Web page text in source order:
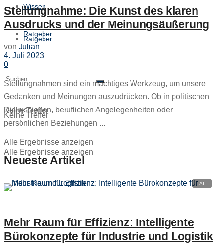
Ratgeber
Keine Treffer
Alle Ergebnisse anzeigen
Wissen
Ratgeber
Keine Treffer
Alle Ergebnisse anzeigen
Stellungnahme: Die Kunst des klaren
Ausdrucks und der Meinungsäußerung
von Julian
4. Juli 2023
0
Stellungnahmen sind ein mächtiges Werkzeug, um unsere
Gedanken und Meinungen auszudrücken. Ob in politischen
Diskussionen, beruflichen Angelegenheiten oder
persönlichen Beziehungen ...
Neueste Artikel
Mehr Raum für Effizienz: Intelligente
Bürokonzepte für Industrie und Logistik